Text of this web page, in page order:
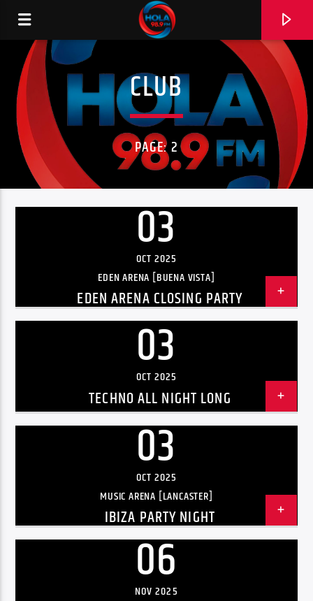
RADIO HOLA
CLUB
PAGE: 2
03
OCT 2025
EDEN ARENA [BUENA VISTA]
EDEN ARENA CLOSING PARTY
03
OCT 2025
TECHNO ALL NIGHT LONG
03
OCT 2025
MUSIC ARENA [LANCASTER]
IBIZA PARTY NIGHT
06
NOV 2025